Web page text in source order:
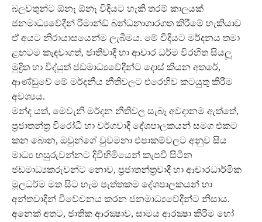
බලවතුන්ට ඕනෑ ඕනෑ විදියට හැකි තරම් කාලයක්
ජනමාධ්‍යවේදීන් රිමාන්ඞ් බන්ධනාගාරගත කිරීමේ හැකියාව
ඒ අයට නිරායාසයෙන්ම ලැබීමය. මේ විදියට මර්දනය තමා
ළඟටම කැඳවාගත්, ජාතිවාදී හා ආචාර ධර්ම විරහිත සියලූ
මුද්‍රිත හා විද්යුත් ජඩමාධ්‍යවේදීන්ට දොස් කියන අතරේ,
ආණ්ඩුවේ මේ මර්දනීය නීතිවලට එරෙහිව කටයුතු කිරීම
අවශ්‍යය.
මන්ද යත්, මෙවැනි මර්දන නීතිවල සැබෑ අවදානම ඇත්තේ,
ප‍්‍රජාතන්ත‍්‍ර විරෝධී හා වර්ගවාදී දේශපාලකයන් සමග එකට
කන බොන, ඔවුන්ගේ වුවමනා එපාකම්වලට අනුව සිය
මාධ්‍ය හසුරුවන්නට දිවිහිමියෙන් කැපවී සිටින
ජඩමාධ්‍යකරුවන්ට නොව, ප‍්‍රජාතන්ත‍්‍රවාදී හා ආචාරධාර්මික
මූලධර්ම මත සිට හැම පැත්තකම දේශපාලකයන් හා
අන්තවාදීන් විවේචනය කරන ජනමාධ්‍යවේදීන්ට නිසාය.
අනෙක් අතට, ජාතික ආරක්‍ෂාව, සාමය ආරක්‍ෂා කිරීම හෝ